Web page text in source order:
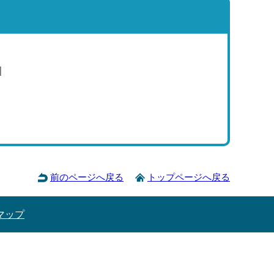
前のページへ戻る トップページへ戻る
ップ